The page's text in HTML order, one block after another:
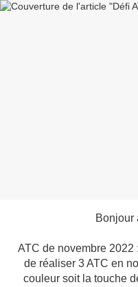
Bonjour
ATC de novembre
de réaliser 3 ATC en
couleur soit la touche